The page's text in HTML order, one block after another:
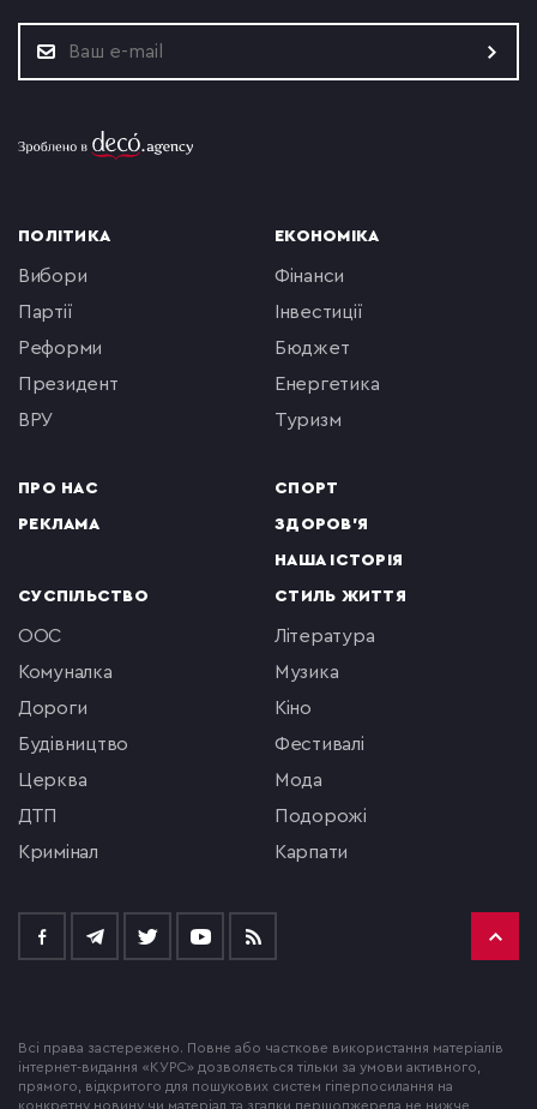
ПОЛІТИКА
вибори
партії
реформи
президент
ВРУ
ПРО НАС
РЕКЛАМА
ЕКОНОМІКА
фінанси
інвестиції
бюджет
енергетика
туризм
СПОРТ
ЗДОРОВ'Я
НАША ІСТОРІЯ
СУСПІЛЬСТВО
ООС
комуналка
Дороги
будівництво
церква
ДТП
кримінал
СТИЛЬ ЖИТТЯ
література
музика
кіно
фестивалі
мода
подорожі
Карпати
Всі права застережено. Повне або часткове використання матеріалів
інтернет-видання «КУРС» дозволяється тільки за умови активного,
прямого, відкритого для пошукових систем гіперпосилання на
конкретну новину чи матеріал та згадки першоджерела не нижче